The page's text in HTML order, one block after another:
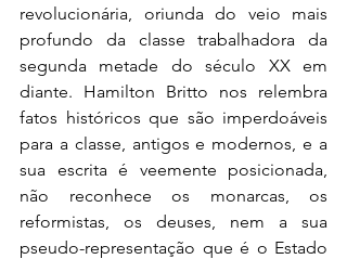
revolucionária, oriunda do veio mais
profundo da classe trabalhadora da
segunda metade do século XX em
diante. Hamilton Britto nos relembra
fatos históricos que são imperdoáveis
para a classe, antigos e modernos, e a
sua escrita é veemente posicionada,
não reconhece os monarcas, os
reformistas, os deuses, nem a sua
pseudo-representação que é o Estado